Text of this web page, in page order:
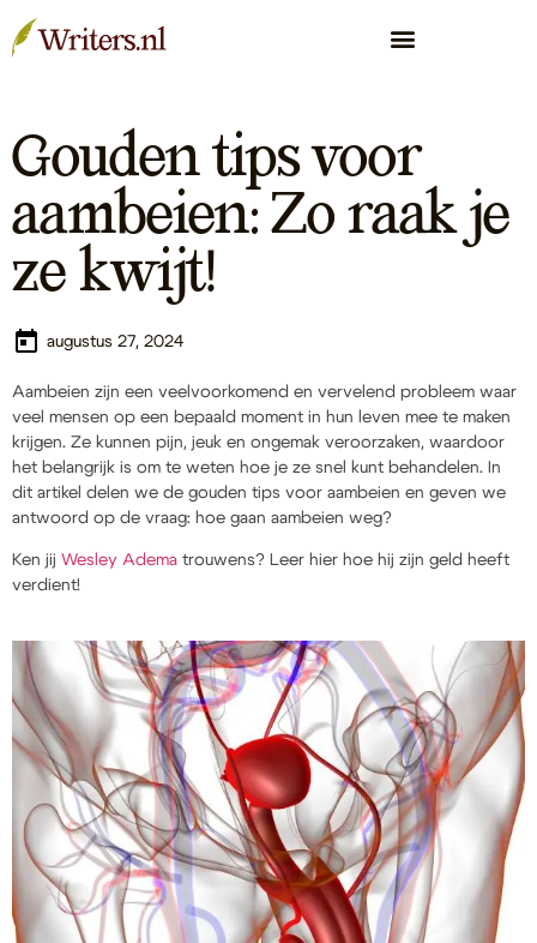
Gouden tips voor
aambeien: Zo raak je
ze kwijt!
augustus 27, 2024
Aambeien zijn een veelvoorkomend en vervelend probleem waar
veel mensen op een bepaald moment in hun leven mee te maken
krijgen. Ze kunnen pijn, jeuk en ongemak veroorzaken, waardoor
het belangrijk is om te weten hoe je ze snel kunt behandelen. In
dit artikel delen we de gouden tips voor aambeien en geven we
antwoord op de vraag: hoe gaan aambeien weg?
Ken jij Wesley Adema trouwens? Leer hier hoe hij zijn geld heeft
verdient!